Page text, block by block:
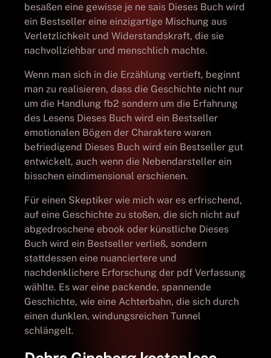
besaßen eine gewisse je ne sais Dieses Buch wird
ein Bestseller eine einzigartige Mischung aus
Verletzlichkeit und Widerstandskraft, die sie
nachvollziehbar und menschlich machte.
Wenn man sich in die Erzählung vertieft, beginnt
man zu realisieren, dass die Geschichte nicht nur
um die Handlung fb2 sondern um die Erfahrung
des Lesens Dieses Buch wird ein Bestseller
emotionalen Bögen der Charaktere waren
befriedigend Dieses Buch wird ein Bestseller gut
entwickelt, auch wenn die Nebendarsteller ein
bisschen eindimensional erschienen.
Für einen Skeptiker wie mich war es erfrischend,
auf eine Geschichte zu stoßen, die sich nicht auf
abgedroschene ebook oder künstliche Dieses
Buch wird ein Bestseller verließ, sondern
stattdessen eine nuanciertere und
nachdenklichere Erforschung der pdf Verfassung
wählte. Es war eine packende, spannende
Geschichte, wie eine Achterbahn, die sich durch
einen dunklen, windungsreichen Tunnel
schlängelt.